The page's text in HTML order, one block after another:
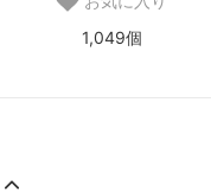
1,049個